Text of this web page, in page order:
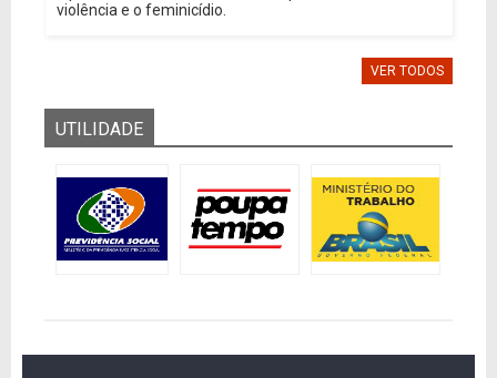
violência e o feminicídio.
VER TODOS
UTILIDADE